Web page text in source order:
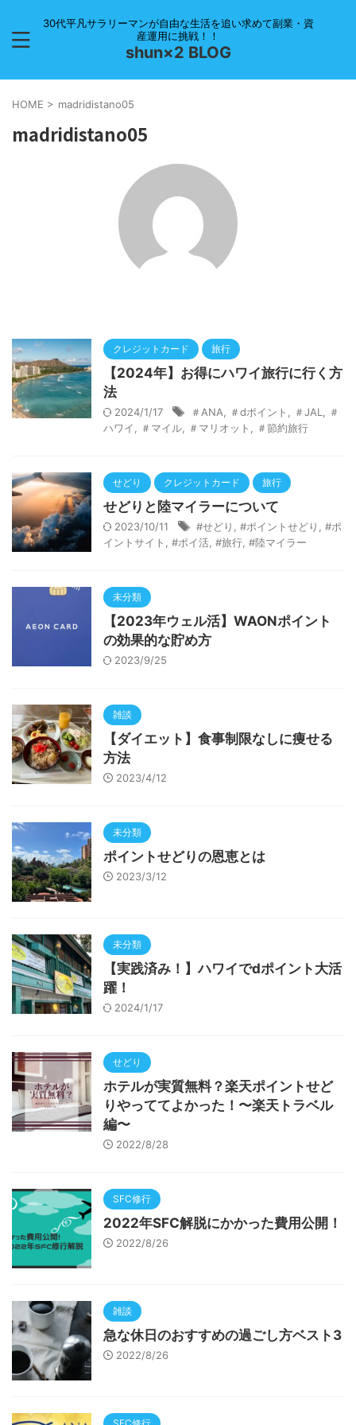
30代平凡サラリーマンが自由な生活を追い求めて副業・資
産運用に挑戦！！
shun×2 BLOG
HOME > madridistano05
madridistano05
クレジットカード 旅行
【2024年】お得にハワイ旅行に行く方
法
2024/1/17 ＃ANA ＃dポイント ＃JAL
＃
ハワイ
＃マイル ＃マリオット ＃節約旅行
せどり クレジットカード 旅行
せどりと陸マイラーについて
2023/10/11 #せどり #ポイントせどり
#ポ
イントサイト
#ポイ活 #旅行 #陸マイラー
未分類
【2023年ウェル活】WAONポイント
の効果的な貯め方
2023/9/25
雑談
【ダイエット】食事制限なしに痩せる
方法
2023/4/12
未分類
ポイントせどりの恩恵とは
2023/3/12
未分類
【実践済み！】ハワイでdポイント大活
躍！
2024/1/17
せどり
ホテルが実質無料？楽天ポイントせど
りやっててよかった！〜楽天トラベル
編〜
2022/8/28
SFC修行
2022年SFC解脱にかかった費用公開！
2022/8/26
雑談
急な休日のおすすめの過ごし方ベスト3
2022/8/26